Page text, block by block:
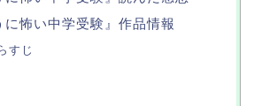
に怖い中学受験』作品情報
すじ